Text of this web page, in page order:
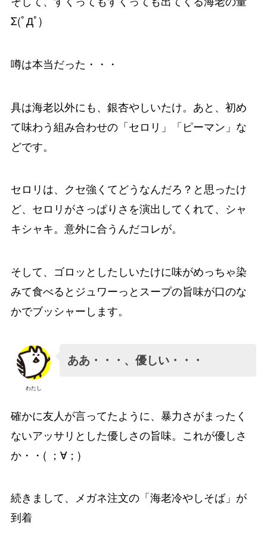
Σ(ﾟДﾟ)
噂は本当だった・・・
具は海老以外にも、銀杏やしいたけ。あと、初め
て味わう組み合わせの「セロリ」「ピーマン」な
どです。
セロリは、クセ強くてどうなんだろ？と思ったけ
ど、セロリがさっぱりさを演出してくれて、シャ
キシャキ。意外に合うんだコレが。
そして、ゴロッとしたしいたけに味がめっちゃ染
みて食べるとジュワーっとスープの旨味が口のな
かでブッシャーします。
わたし
ああ・・・、優しい・・・
確かに友人が言ってたように、暴力さがまったく
ないアッサリとした優しさの旨味。これが優しさ
か・・( ；∀；)
続きまして、メガネ注文の「海老冷やしそば」が
到着